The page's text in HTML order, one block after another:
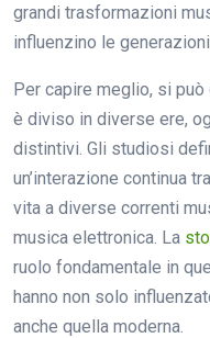
grandi trasformazioni
influenzino le
Per capire meglio, si
è diviso in diverse ere,
distintivi. Gli studiosi
un’interazione continua
vita a diverse correnti
musica elettronica. La
ruolo fondamentale in
hanno non solo
anche quella moderna.